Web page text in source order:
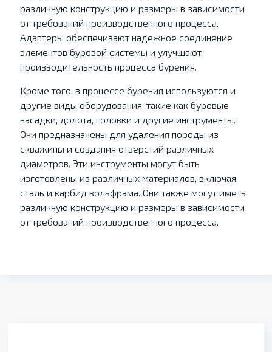
различную конструкцию и размеры в зависимости
от требований производственного процесса.
Адаптеры обеспечивают надежное соединение
элементов буровой системы и улучшают
производительность процесса бурения.
Кроме того, в процессе бурения используются и
другие виды оборудования, такие как буровые
насадки, долота, головки и другие инструменты.
Они предназначены для удаления породы из
скважины и создания отверстий различных
диаметров. Эти инструменты могут быть
изготовлены из различных материалов, включая
сталь и карбид вольфрама. Они также могут иметь
различную конструкцию и размеры в зависимости
от требований производственного процесса.